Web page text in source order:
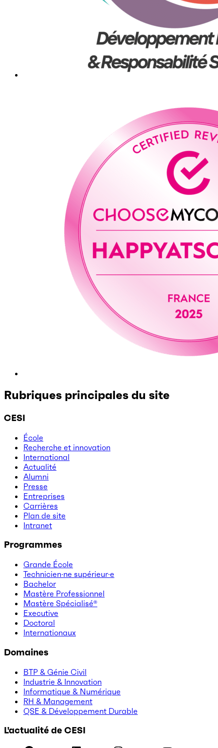
Rubriques principales du site
CESI
École
Recherche et innovation
International
Actualité
Alumni
Presse
Entreprises
Carrières
Plan de site
Intranet
Programmes
Grande École
Technicien·ne supérieur·e
Bachelor
Mastère Professionnel
Mastère Spécialisé®
Executive
Doctoral
Internationaux
Domaines
BTP & Génie Civil
Industrie & Innovation
Informatique & Numérique
RH & Management
QSE & Développement Durable
L'actualité de CESI